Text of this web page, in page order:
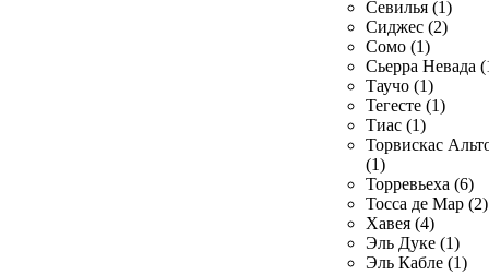
Севилья (1)
Сиджес (2)
Сомо (1)
Сьерра Невада
Таучо (1)
Тегесте (1)
Тиас (1)
Торвискас
(1)
Торревьеха (6)
Тосса де Мар (2)
Хавея (4)
Эль Дуке (1)
Эль Кабле (1)